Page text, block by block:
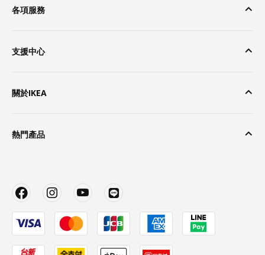
各項服務
支援中心
關於IKEA
熱門產品